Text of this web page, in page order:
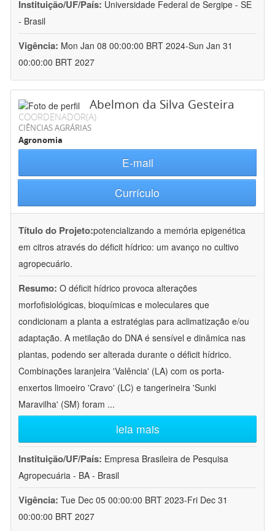
Instituição/UF/País: Universidade Federal de Sergipe - SE
- Brasil
Vigência: Mon Jan 08 00:00:00 BRT 2024-Sun Jan 31
00:00:00 BRT 2027
Abelmon da Silva Gesteira
COORDENADOR(A)
CIÊNCIAS AGRÁRIAS
Agronomia
E-mail
Currículo
Título do Projeto:potencializando a memória epigenética
em citros através do déficit hídrico: um avanço no cultivo
agropecuário.
Resumo: O déficit hídrico provoca alterações
morfofisiológicas, bioquímicas e moleculares que
condicionam a planta a estratégias para aclimatização e/ou
adaptação. A metilação do DNA é sensível e dinâmica nas
plantas, podendo ser alterada durante o déficit hídrico.
Combinações laranjeira 'Valência' (LA) com os porta-
enxertos limoeiro 'Cravo' (LC) e tangerineira 'Sunki
Maravilha' (SM) foram ...
leia mais
Instituição/UF/País: Empresa Brasileira de Pesquisa
Agropecuária - BA - Brasil
Vigência: Tue Dec 05 00:00:00 BRT 2023-Fri Dec 31
00:00:00 BRT 2027